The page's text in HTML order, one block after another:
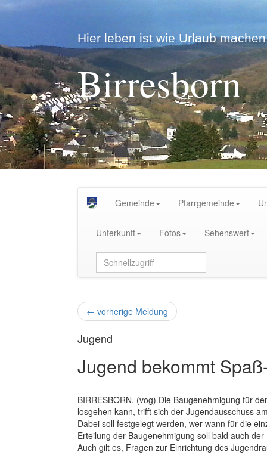
Hier leben ist wie Urlaub
Birresborn
Gemeinde Pfarrgemeinde
Unterkunft Fotos Sehenswert
← vorherige Meldung
Jugend
Jugend bekommt
BIRRESBORN. (vog) Die Baugenehmigung für
losgehen kann, trifft sich der Jugendausschuss
Dabei soll festgelegt werden, wer wann für die
Erteilung der Baugenehmigung soll bald auch
Auch gilt es, Fragen zur Einrichtung des